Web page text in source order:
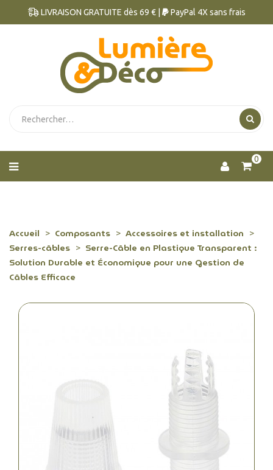
LIVRAISON GRATUITE dès 69 € | PayPal 4X sans frais
0
Accueil Composants
Accessoires et installation
Serres-câbles
Serre-Câble en Plastique Transparent :
Solution Durable et Économique pour une Gestion de
Câbles Efficace